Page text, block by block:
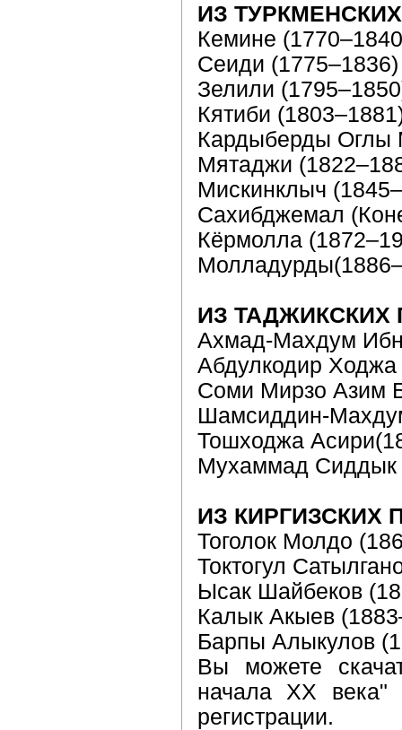
ИЗ
Кемине
Сеиди (1775–1836)
Зелили
Кятиби
Кардыберды Оглы
Мятаджи
Мискинклыч
Сахибджемал
Кёрмолла
ИЗ ТАДЖИКСКИХ
Ахмад-Махдум
Абдулкодир
Соми Мирзо Азим
Шамсиддин-
Тошxоджа
Мухаммад Сиддык
ИЗ КИРГИЗСКИХ
Тоголок Молдо
Токтогул
Ысак Шайбеков
Калык Акыев
Барпы Алыкулов
Вы можете
начала XX
регистрации.